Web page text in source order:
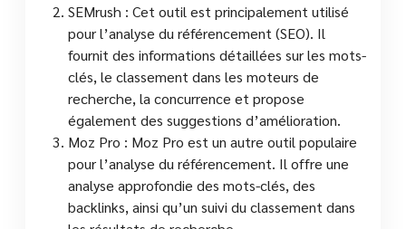
SEMrush : Cet outil est principalement utilisé
pour l’analyse du référencement (SEO). Il
fournit des informations détaillées sur les mots-
clés, le classement dans les moteurs de
recherche, la concurrence et propose
également des suggestions d’amélioration.
Moz Pro : Moz Pro est un autre outil populaire
pour l’analyse du référencement. Il offre une
analyse approfondie des mots-clés, des
backlinks, ainsi qu’un suivi du classement dans